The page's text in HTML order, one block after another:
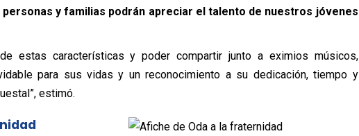
personas y familias podrán apreciar el talento de nuestros jóvenes
estas características y poder compartir junto a eximios músicos,
para sus vidas y un reconocimiento a su dedicación, tiempo y
estimó.